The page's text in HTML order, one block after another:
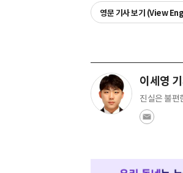
영문 기사 보기 (View
이세영
진실은 불편